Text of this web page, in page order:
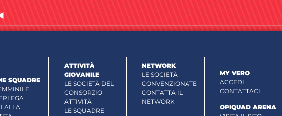
SQUADRE
ALLA
ATTIVITÀ
GIOVANILE
LE SOCIETÀ DEL
CONSORZIO
ATTIVITÀ
LE SQUADRE
NETWORK
LE SOCIETÀ
CONVENZIONATE
CONTATTA IL
NETWORK
MY VERO
ACCEDI
CONTATTACI
OPIQUAD ARENA